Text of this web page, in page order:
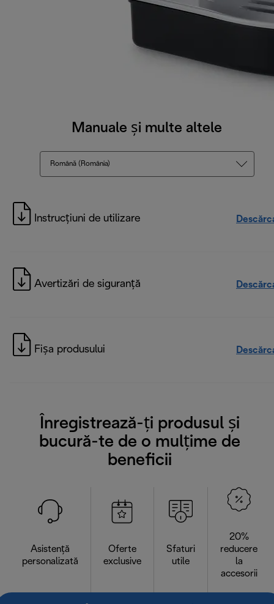
Manuale și multe altele
Română (România)
Instrucțiuni de utilizare
Avertizări de siguranță
Fișa produsului
Înregistrează-ți produsul și
bucură-te de o mulțime de
beneficii
Asistență
personalizată
Oferte
exclusive
Sfaturi
utile
20%
reducere
la
accesorii